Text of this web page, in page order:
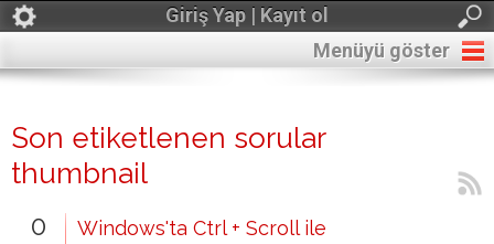
Giriş Yap | Kayıt ol
Menüyü göster
Son etiketlenen sorular
thumbnail
0
Windows'ta Ctrl + Scroll ile